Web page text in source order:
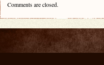
Comments are closed.